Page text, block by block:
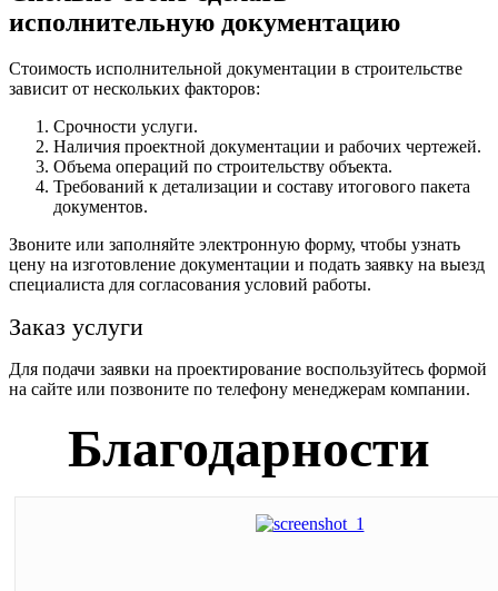
исполнительную документацию
Стоимость исполнительной документации в строительстве
зависит от нескольких факторов:
Срочности услуги.
Наличия проектной документации и рабочих чертежей.
Объема операций по строительству объекта.
Требований к детализации и составу итогового пакета
документов.
Звоните или заполняйте электронную форму, чтобы узнать
цену на изготовление документации и подать заявку на выезд
специалиста для согласования условий работы.
Заказ услуги
Для подачи заявки на проектирование воспользуйтесь формой
на сайте или позвоните по телефону менеджерам компании.
Благодарности